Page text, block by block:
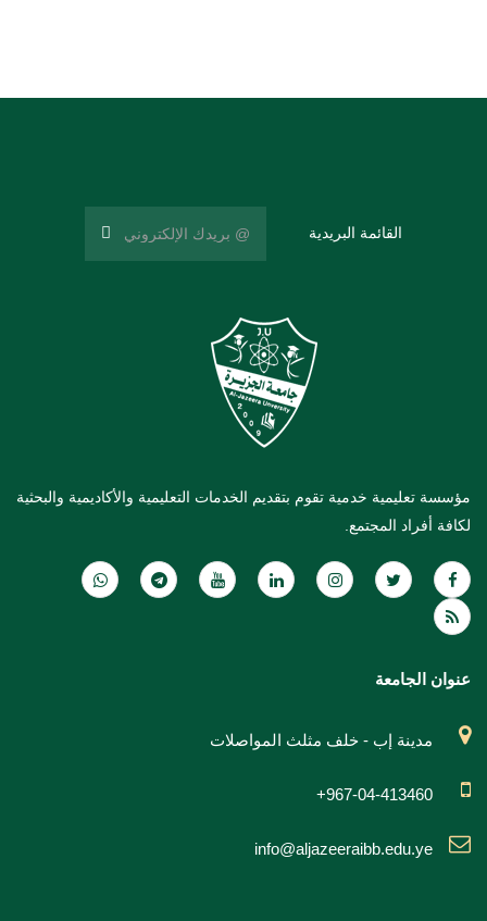
القائمة البريدية
مؤسسة تعليمية خدمية تقوم بتقديم الخدمات التعليمية والأكاديمية والبحثية
لكافة أفراد المجتمع.
عنوان الجامعة
مدينة إب - خلف مثلث المواصلات
+967-04-413460
info@aljazeeraibb.edu.ye